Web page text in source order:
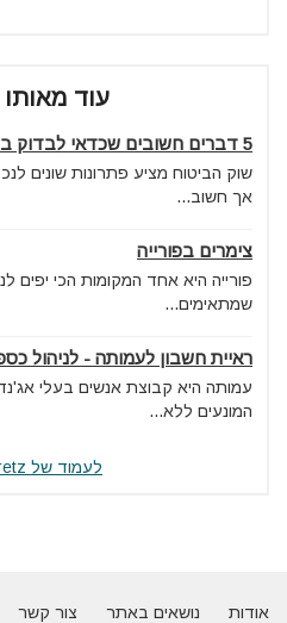
עוד
5 דברים חשובים שכדאי לבדוק בביטוח דירה
שוק הביטוח מציע פתרונות שונים
אך חשוב...
צימרים בפורייה
פורייה היא אחד המקומות הכי יפים
שמתאימים...
ראיית חשבון לעמותה - לניהול
עמותה היא קבוצת אנשים בעלי
המונעים ללא...
לעמוד של Ariel Peretz
אודות נושאים באתר צור קשר